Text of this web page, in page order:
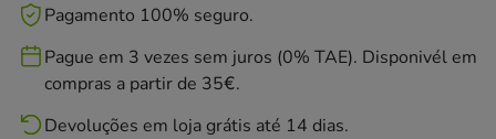
Pagamento 100% seguro.
Pague em 3 vezes sem juros (0% TAE). Disponivél em
compras a partir de 35€.
Devoluções em loja grátis até 14 dias.